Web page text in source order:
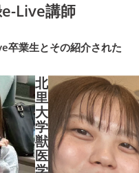
Live講師
卒業生とその紹介された
北
里
大
学
獣
医